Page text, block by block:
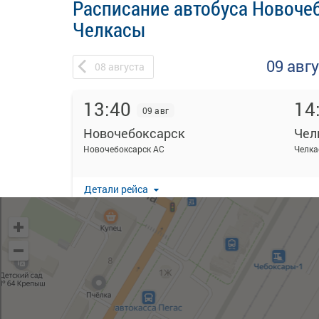
Расписание автобуса
Челкасы
08 августа 09
13:40 09 авг
Новочебоксарск
Новочебоксарск АС
Детали рейса
16:00 09 авг 20 мин в пути
Новочебоксарск
Новочебоксарск АС
Детали рейса